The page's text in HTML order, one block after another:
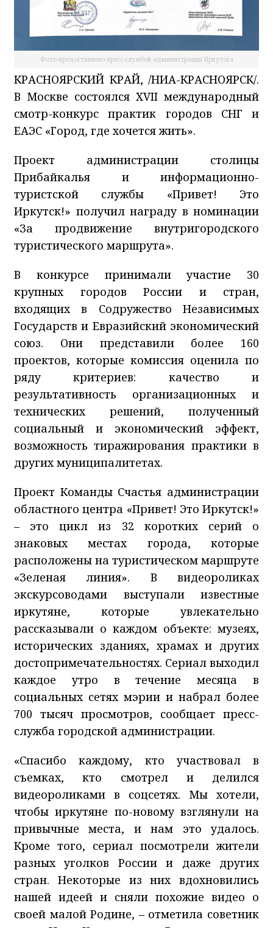
Фото предоставлено пресс-службой администрации Иркутска
КРАСНОЯРСКИЙ КРАЙ, /НИА-КРАСНОЯРСК/.
В Москве состоялся XVII международный
смотр-конкурс практик городов СНГ и
ЕАЭС «Город, где хочется жить».
Проект администрации столицы
Прибайкалья и информационно-
туристской службы «Привет! Это
Иркутск!» получил награду в номинации
«За продвижение внутригородского
туристического маршрута».
В конкурсе принимали участие 30
крупных городов России и стран,
входящих в Содружество Независимых
Государств и Евразийский экономический
союз. Они представили более 160
проектов, которые комиссия оценила по
ряду критериев: качество и
результативность организационных и
технических решений, полученный
социальный и экономический эффект,
возможность тиражирования практики в
других муниципалитетах.
Проект Команды Счастья администрации
областного центра «Привет! Это Иркутск!»
– это цикл из 32 коротких серий о
знаковых местах города, которые
расположены на туристическом маршруте
«Зеленая линия». В видеороликах
экскурсоводами выступали известные
иркутяне, которые увлекательно
рассказывали о каждом объекте: музеях,
исторических зданиях, храмах и других
достопримечательностях. Сериал выходил
каждое утро в течение месяца в
социальных сетях мэрии и набрал более
700 тысяч просмотров, сообщает пресс-
служба городской администрации.
«Спасибо каждому, кто участвовал в
съемках, кто смотрел и делился
видеороликами в соцсетях. Мы хотели,
чтобы иркутяне по-новому взглянули на
привычные места, и нам это удалось.
Кроме того, сериал посмотрели жители
разных уголков России и даже других
стран. Некоторые из них вдохновились
нашей идеей и сняли похожие видео о
своей малой Родине, – отметила советник